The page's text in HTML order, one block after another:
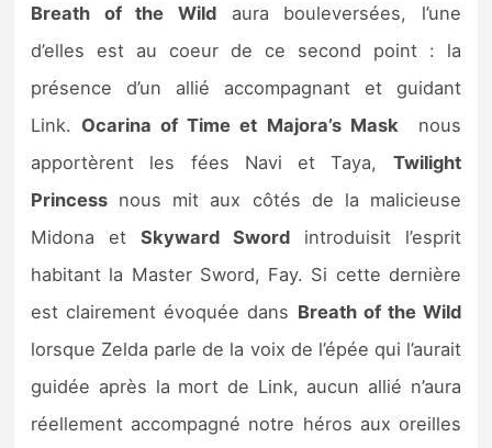
Breath of the Wildaura bouleversées, l’une
d’elles est au coeur de ce second point : la
présence d’un allié accompagnant et guidant
Link. Ocarina of Time et Majora’s Masknous
apportèrent les fées Navi et Taya, Twilight
Princess nous mit aux côtés de la malicieuse
Midona etSkyward Swordintroduisit l’esprit
habitant la Master Sword, Fay. Si cette dernière
est clairement évoquée dans Breath of the Wild
lorsque Zelda parle de la voix de l’épée qui l’aurait
guidée après la mort de Link, aucun allié n’aura
réellement accompagné notre héros aux oreilles